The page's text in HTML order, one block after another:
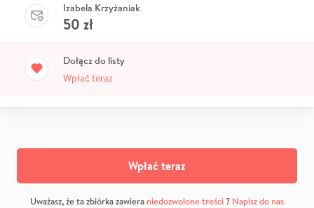
Izabela Krzyżaniak
50 zł
Dołącz do listy
Wpłać teraz
Wpłać teraz
Uważasz, że ta zbiórka zawiera niedozwolone treści? Napisz do nas